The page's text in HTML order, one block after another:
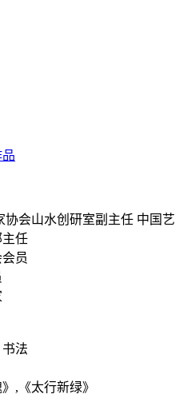
协会山水创研室副主任 中国艺
任
员
法
,《太行新绿》